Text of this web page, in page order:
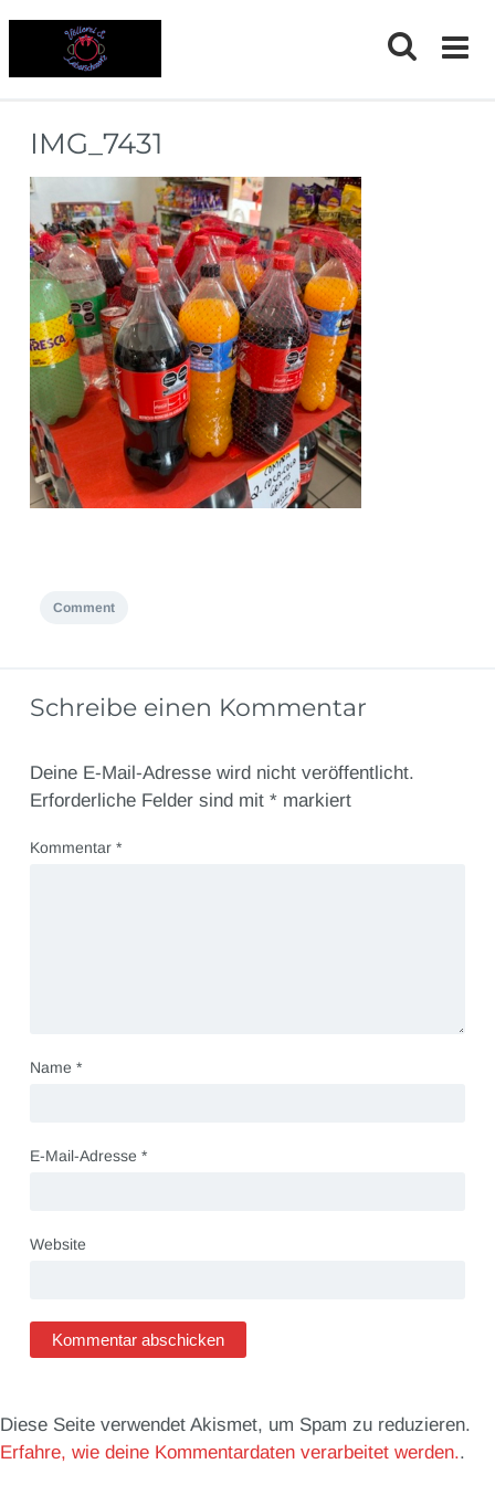
IMG_7431
Comment
Schreibe einen Kommentar
Deine E-Mail-Adresse wird nicht veröffentlicht.
Erforderliche Felder sind mit *markiert
Kommentar *
Name *
E-Mail-Adresse *
Website
Diese Seite verwendet Akismet, um Spam zu reduzieren.
Erfahre, wie deine Kommentardaten verarbeitet werden..